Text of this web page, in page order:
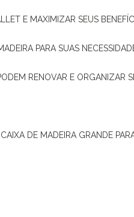
E MAXIMIZAR SEUS
PARA SUAS
RENOVAR E ORGANIZAR
DE MADEIRA GRANDE